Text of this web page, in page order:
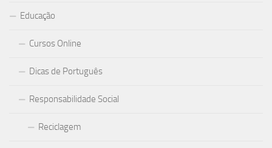
Educação
Cursos Online
Dicas de Português
Responsabilidade Social
Reciclagem